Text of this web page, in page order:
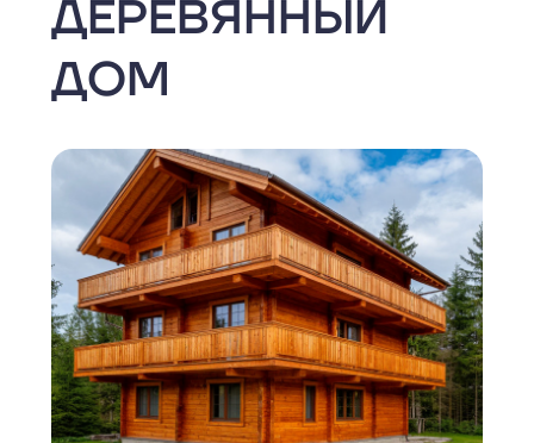
ДЕРЕВЯННЫЙ
ДОМ